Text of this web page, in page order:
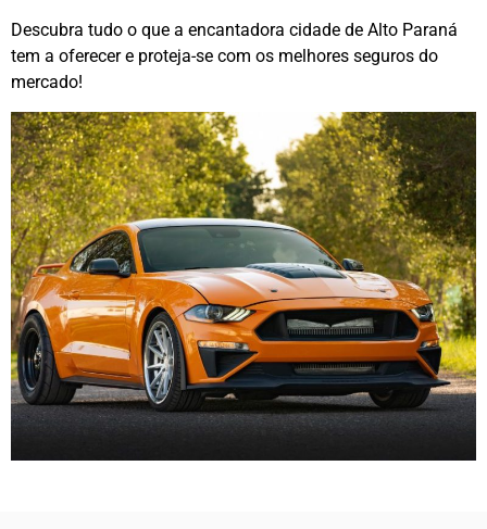
Descubra tudo o que a encantadora cidade de Alto Paraná
tem a oferecer e proteja-se com os melhores seguros do
mercado!